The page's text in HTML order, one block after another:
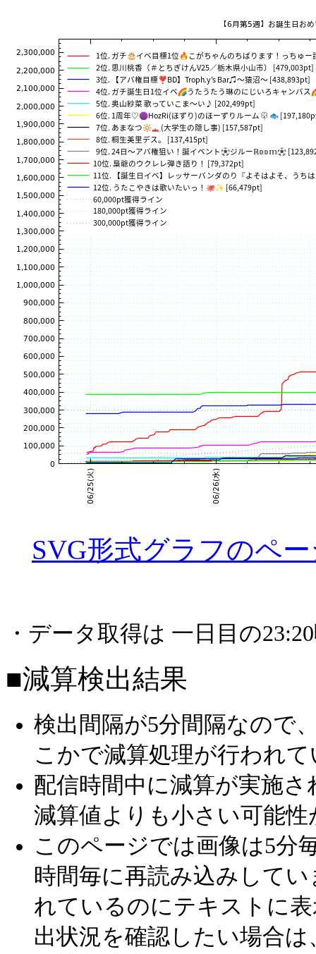
SVG形式グラフのペ
・データ取得は 一日目の
■減算検出結果
検出間隔が5分間隔なので
こかで減算処理が行われ
配信時間中に減算が実施
減算値よりも小さい可能
このページでは画像は5分
時間毎に再読み込みして
れているのにテキストに
出状況を確認したい場合